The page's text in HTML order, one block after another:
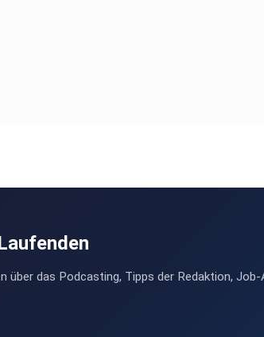
das Podcasting, Tipps der Redaktion, Job-